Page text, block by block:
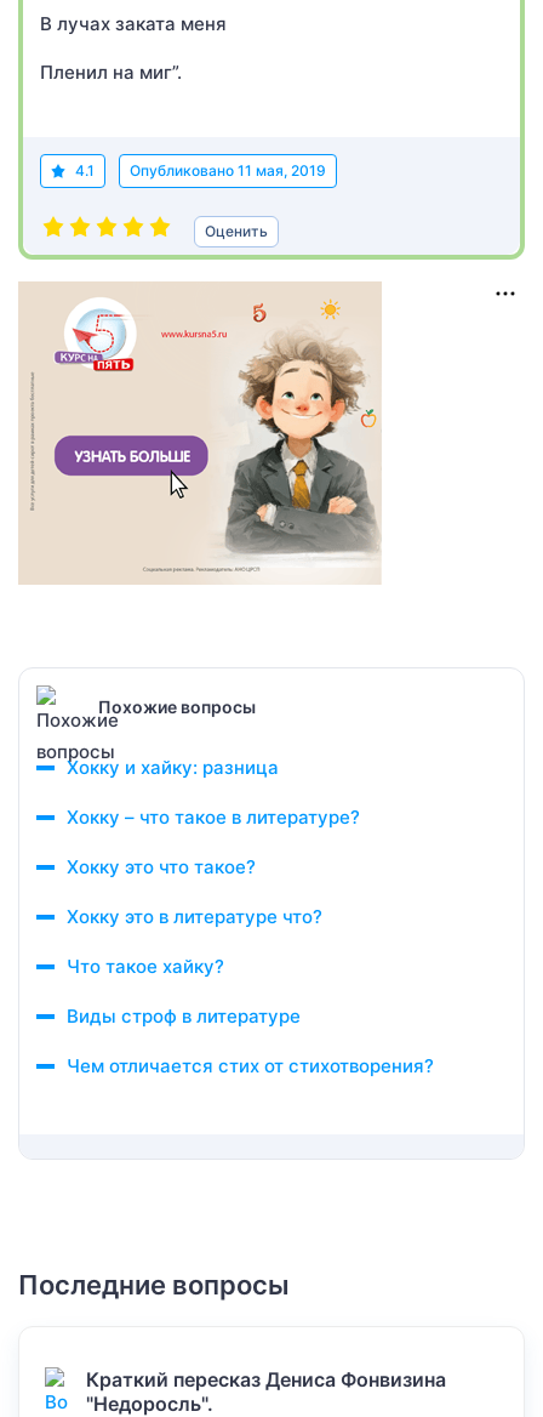
В лучах заката меня
Пленил на миг”.
4.1 Опубликовано 11 мая, 2019
Оценить
Похожие вопросы
Хокку и хайку: разница
Хокку – что такое в литературе?
Хокку это что такое?
Хокку это в литературе что?
Что такое хайку?
Виды строф в литературе
Чем отличается стих от стихотворения?
Последние вопросы
Краткий пересказ Дениса Фонвизина
"Недоросль".